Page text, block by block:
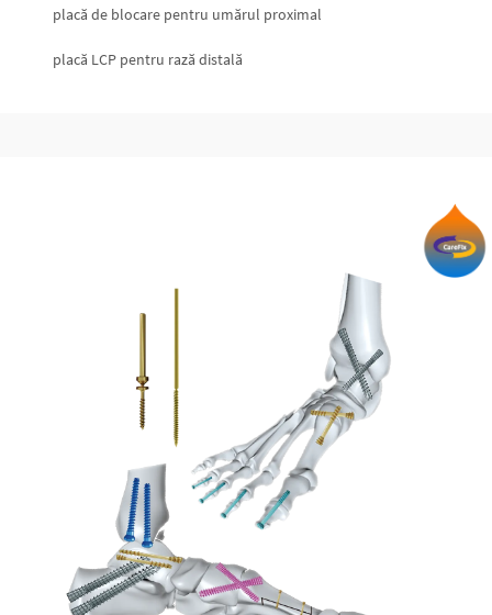
placă de blocare pentru umărul proximal
placă LCP pentru rază distală